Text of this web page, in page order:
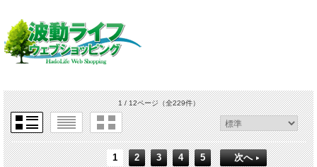
1 / 12ページ（全229件）
1 2 3 4 5 次へ